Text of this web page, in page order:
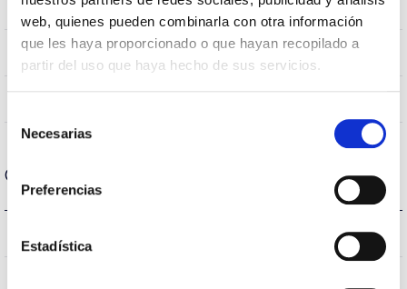
web, quienes pueden combinarla con otra información
que les haya proporcionado o que hayan recopilado a
partir del uso que haya hecho de sus servicios.
Necesarias
Preferencias
Estadística
cromática
Angulo de abertura 120
Carcaça e Acabamento
IP20